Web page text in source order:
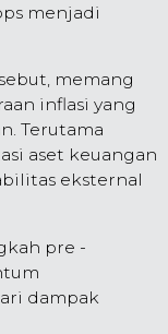
menjadi
memang
inflasi yang
Terutama
aset keuangan
eksternal
pre -
dampak